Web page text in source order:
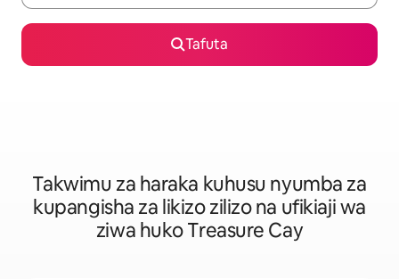
Tafuta
Takwimu za haraka kuhusu nyumba za
kupangisha za likizo zilizo na ufikiaji wa
ziwa huko Treasure Cay